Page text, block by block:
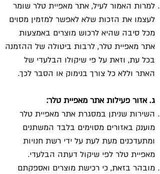
למרות האמור לעיל, אתר מאפיית טלר שומר
לעצמו את הזכות שלא לאפשר למזמין מסוים
מכל סיבה שהיא לרכוש מוצרים באמצעות
אתר מאפיית טלר, לרבות ביטולה של ההזמנה
בכל עת, וזאת על פי שיקולו הבלעדי של
האתר וללא כל צורך בנימוק או הסבר לכך.
ג. אזור פעילות אתר מאפיית טלר:
השירות שניתן במסגרת אתר מאפיית טלר
מוענק באזורים מסוימים בלבד המשתנים
ומתעדכנים מעת לעת על ידי רשת חנויות
מאפיית טלר לפי שיקול דעתה הבלעדי.
מובהר בזאת, כי רכישת מוצרים ואספקתם